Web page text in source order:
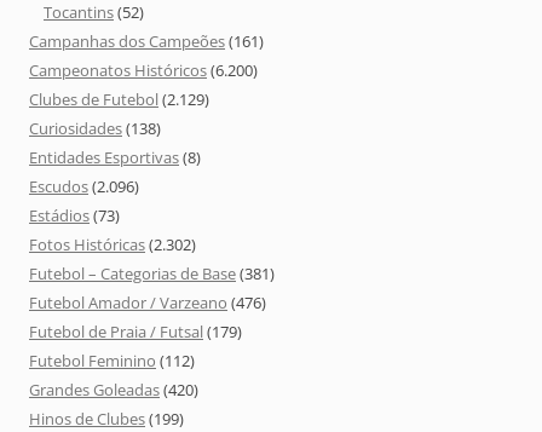
Tocantins(52)
Campanhas dos Campeões(161)
Campeonatos Históricos(6.200)
Clubes de Futebol(2.129)
Curiosidades(138)
Entidades Esportivas(8)
Escudos(2.096)
Estádios(73)
Fotos Históricas(2.302)
Futebol – Categorias de Base(381)
Futebol Amador / Varzeano (476)
Futebol de Praia / Futsal(179)
Futebol Feminino (112)
Grandes Goleadas(420)
Hinos de Clubes(199)